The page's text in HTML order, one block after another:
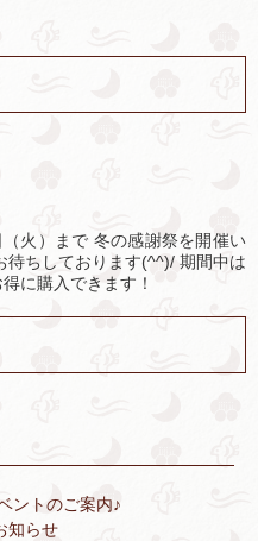
火）まで 冬の感謝祭を開催い
待ちしております(^^)/ 期間中は
に購入できます！
ントのご案内♪
知らせ